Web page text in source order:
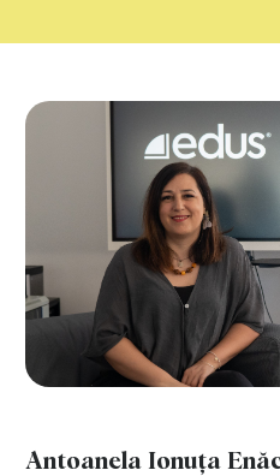
Antoanela Ionuța